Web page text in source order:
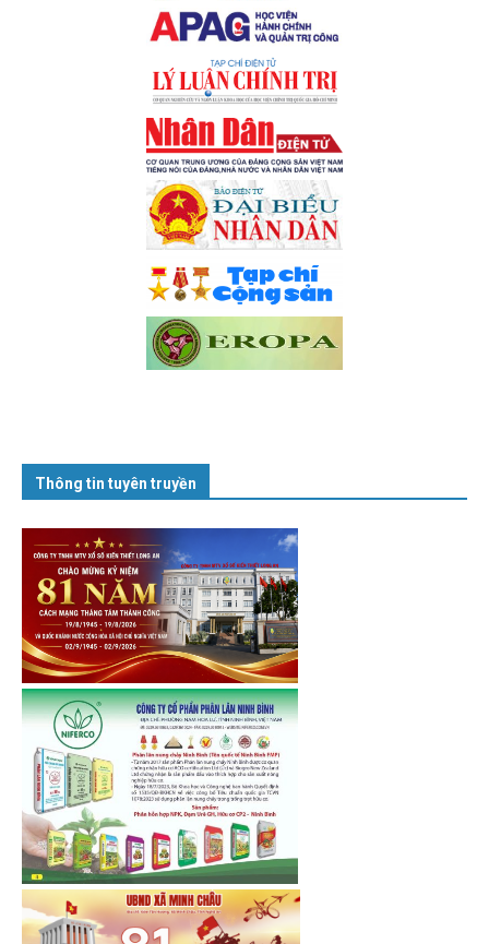
Thông tin tuyên truyền